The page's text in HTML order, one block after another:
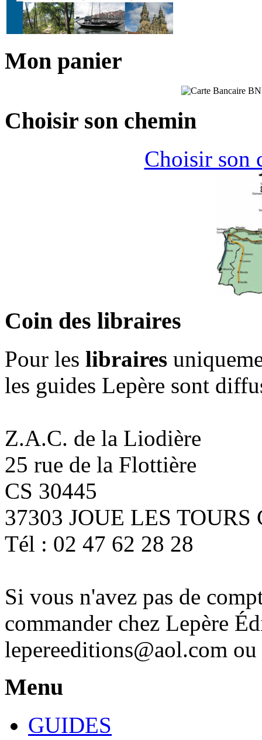
Mon panier
Choisir son chemin
Choisir son
Coin des libraires
Pour les libraires
les guides Lepère sont
Z.A.C. de la Liodière
25 rue de la Flottière
CS 30445
37303 JOUE LES TOURS
Tél : 02 47 62 28 28
Si vous n'avez pas de
commander chez Lepère
lepereeditions@aol.com
Menu
GUIDES